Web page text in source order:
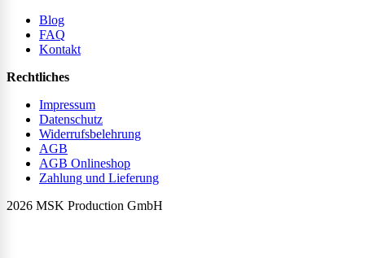
Blog
FAQ
Kontakt
Rechtliches
Impressum
Datenschutz
Widerrufsbelehrung
AGB
AGB Onlineshop
Zahlung und Lieferung
2026 MSK Production GmbH